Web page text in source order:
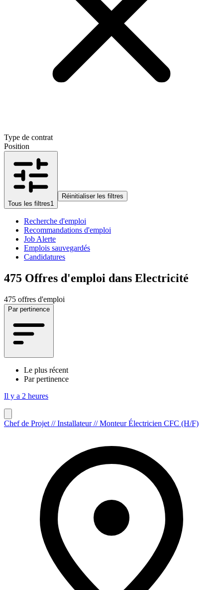
Type de contrat
Position
Tous les filtres1
Réinitialiser les filtres
Recherche d'emploi
Recommandations d'emploi
Job Alerte
Emplois sauvegardés
Candidatures
475 Offres d'emploi dans Electricité
475 offres d'emploi
Par pertinence
Le plus récent
Par pertinence
Il y a 2 heures
Chef de Projet // Installateur // Monteur Électricien CFC (H/F)